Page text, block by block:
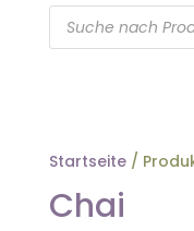
Products
search
Startseite/
Chai